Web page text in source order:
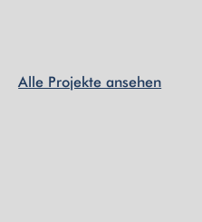
Alle Projekte ansehen